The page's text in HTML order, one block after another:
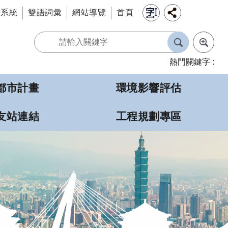
統 雙語詞彙 網站導覽 首頁
熱門關鍵字
市計畫 環境影響評估
站連結 工程規劃專區